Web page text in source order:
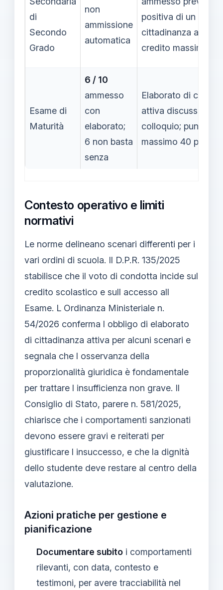
di
Secondo
Grado
non
ammissione
automatica
positiva di un
cittadinanza attiva;
credito massimo
Esame di
Maturità
6 / 10
ammesso
con
elaborato;
6 non basta
senza
Elaborato di
attiva discusso nel
colloquio;
massimo 40 punti
Contesto operativo e limiti
normativi
Le norme delineano scenari differenti per i
vari ordini di scuola. Il D.P.R. 135/2025
stabilisce che il voto di condotta incide sul
credito scolastico e sull accesso all
Esame. L Ordinanza Ministeriale n.
54/2026 conferma l obbligo di elaborato
di cittadinanza attiva per alcuni scenari e
segnala che l osservanza della
proporzionalità giuridica è fondamentale
per trattare l insufficienza non grave. Il
Consiglio di Stato, parere n. 581/2025,
chiarisce che i comportamenti sanzionati
devono essere gravi e reiterati per
giustificare l insuccesso, e che la dignità
dello studente deve restare al centro della
valutazione.
Azioni pratiche per gestione e
pianificazione
Documentare subito i comportamenti
rilevanti, con data, contesto e
testimoni, per avere tracciabilità nel